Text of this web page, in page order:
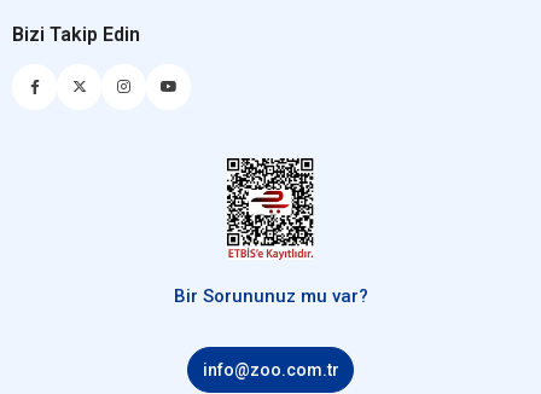
Bizi Takip Edin
Bir Sorununuz mu var?
info@zoo.com.tr